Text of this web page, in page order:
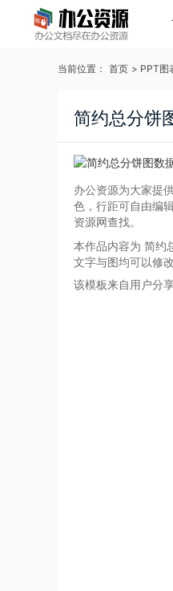
当前位置： 首页 > PPT图
简约总分饼
办公资源为大家提
色，行距可自由编
资源网查找。
本作品内容为 简约
文字与图均可以修
该模板来自用户分